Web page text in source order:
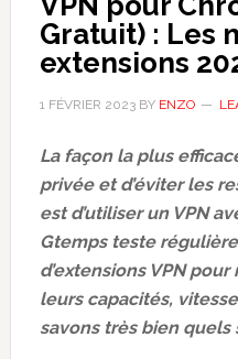
Gratuit) : Les
extensions
1 FÉVRIER 2023BY ENZO
La façon la plus
privée et d’éviter les
est d’utiliser un VPN
Gtemps teste
d’extensions VPN
leurs capacités,
savons très bien